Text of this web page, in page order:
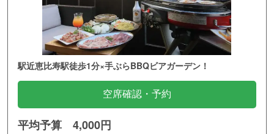
駅近恵比寿駅徒歩1分×手ぶらBBQビアガーデン！
空席確認・予約
平均予算 4,000円